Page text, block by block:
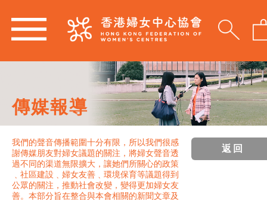
傳媒報導
我們的聲音傳播範圍十分有限，所以我們很感
謝傳媒朋友對婦女議題的關注，將婦女聲音透
過不同的渠道無限擴大，讓她們所關心的政策
﹑社區建設﹑婦女友善﹑環境保育等議題得到
公眾的關注，推動社會改變，變得更加婦女友
善。本部分旨在整合與本會相關的新聞文章及
返回